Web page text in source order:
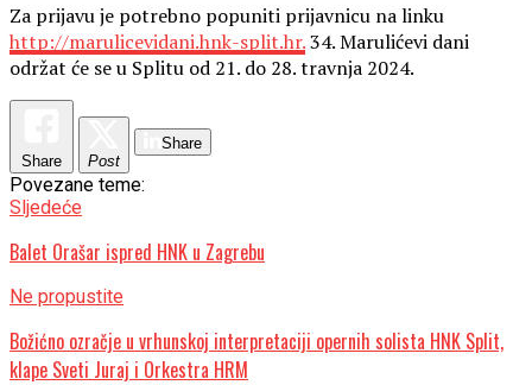
Za prijavu je potrebno popuniti prijavnicu na linku
http://marulicevidani.hnk-split.hr.34. Marulićevi dani
održat će se u Splitu od 21. do 28. travnja 2024.
Share Post
Share
Povezane teme:
Sljedeće
Balet Orašar ispred HNK u Zagrebu
Ne propustite
Božićno ozračje u vrhunskoj interpretaciji opernih solista HNK Split,
klape Sveti Juraj i Orkestra HRM